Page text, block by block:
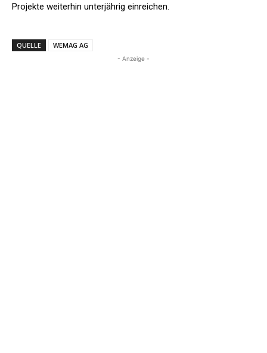
Projekte weiterhin unterjährig einreichen.
QUELLE WEMAG AG
- Anzeige -